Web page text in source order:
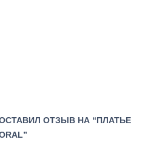
ОТЗЫВ НА “ПЛАТЬЕ